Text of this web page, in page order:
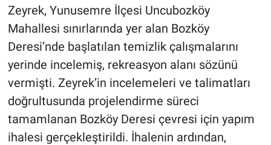
Zeyrek, Yunusemre İlçesi Uncubozköy
Mahallesi sınırlarında yer alan Bozköy
Deresi’nde başlatılan temizlik çalışmalarını
yerinde incelemiş, rekreasyon alanı sözünü
vermişti. Zeyrek’in incelemeleri ve talimatları
doğrultusunda projelendirme süreci
tamamlanan Bozköy Deresi çevresi için yapım
ihalesi gerçekleştirildi. İhalenin ardından,